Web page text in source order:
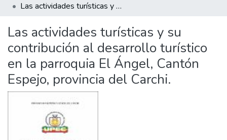
Statistics
Estadísticas Externas
Manuales
Las actividades turísticas y su contribución al desarrollo turístico en la parroquia El Ángel, Cantón Espejo, provincia del Carchi.
Las actividades turísticas y su
contribución al desarrollo turístico
en la parroquia El Ángel, Cantón
Espejo, provincia del Carchi.